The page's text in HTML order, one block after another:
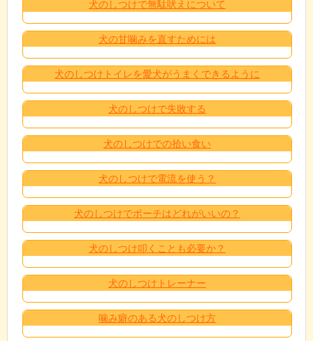
犬のしつけで無駄吠えについて
犬の甘噛みを直すためには
犬のしつけトイレを愛犬がうまくできるように
犬のしつけで失敗する
犬のしつけでの拾い食い
犬のしつけで電流を使う？
犬のしつけでポーチはどれがいいの？
犬のしつけ叩くことも必要か？
犬のしつけトレーナー
噛み癖のある犬のしつけ方